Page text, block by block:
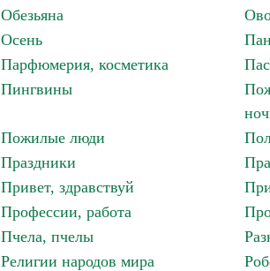
Обезьяна
Осень
Парфюмерия, косметика
Пингвины
Пожилые люди
Праздники
Привет, здравствуй
Профессии, работа
Пчела, пчелы
Религии народов мира